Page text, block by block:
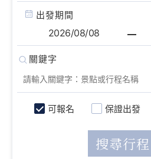
出發期間
可報名 保證出發